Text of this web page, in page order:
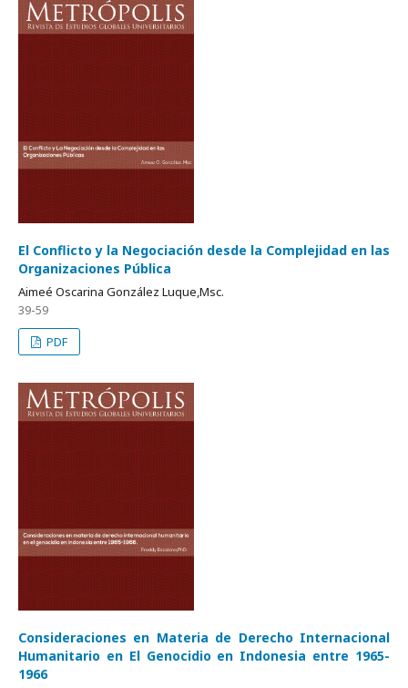
El Conflicto y la Negociación desde la Complejidad en las
Organizaciones Pública
Aimeé Oscarina González Luque,Msc.
39-59
PDF
Consideraciones en Materia de Derecho Internacional
Humanitario en El Genocidio en Indonesia entre 1965-
1966